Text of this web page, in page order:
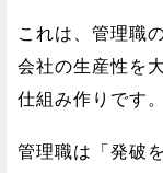
これは、管理職
会社の生産性を
仕組み作りです。
管理職は「発破